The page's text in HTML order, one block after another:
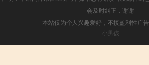
会及时纠正，谢谢
本站仅为个人兴趣爱好，不接盈利性广
小男孩